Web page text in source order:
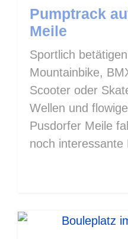
Pumptrack
Meile
Sportlich
Mountainbike,
Scooter oder
Wellen und
Pusdorfer Meile
noch interessante